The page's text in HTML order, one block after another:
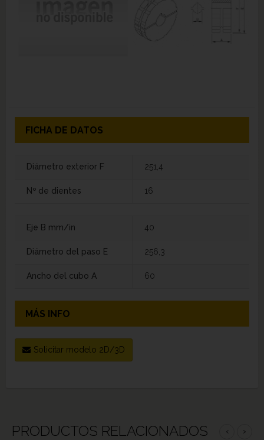
FICHA DE DATOS
Diámetro exterior F 251,4
Nº de dientes 16
Eje B mm/in 40
Diámetro del paso E 256,3
Ancho del cubo A 60
MÁS INFO
Solicitar modelo 2D/3D
PRODUCTOS RELACIONADOS ‹ ›